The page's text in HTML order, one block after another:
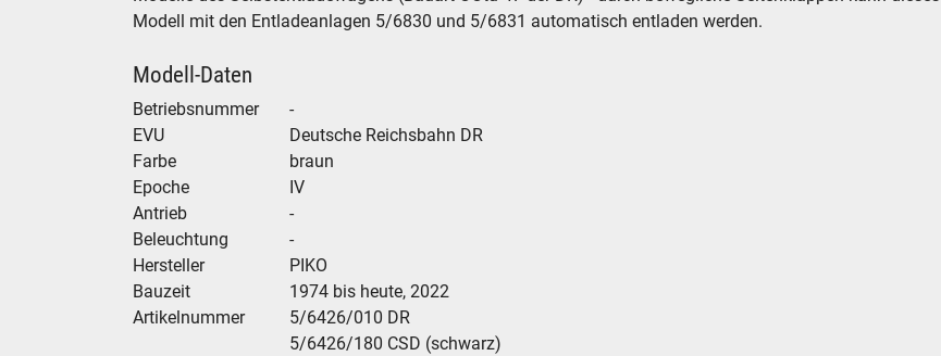
Modell mit den Entladeanlagen 5/6830 und 5/6831 automatisch entladen werden.
Modell-Daten
Betriebsnummer
-
EVU
Deutsche Reichsbahn DR
Farbe
braun
Epoche
IV
Antrieb
-
Beleuchtung
-
Hersteller
PIKO
Bauzeit
1974 bis heute, 2022
Artikelnummer
5/6426/010 DR
5/6426/180 CSD (schwarz)